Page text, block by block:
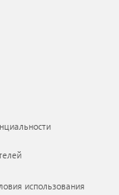
использования